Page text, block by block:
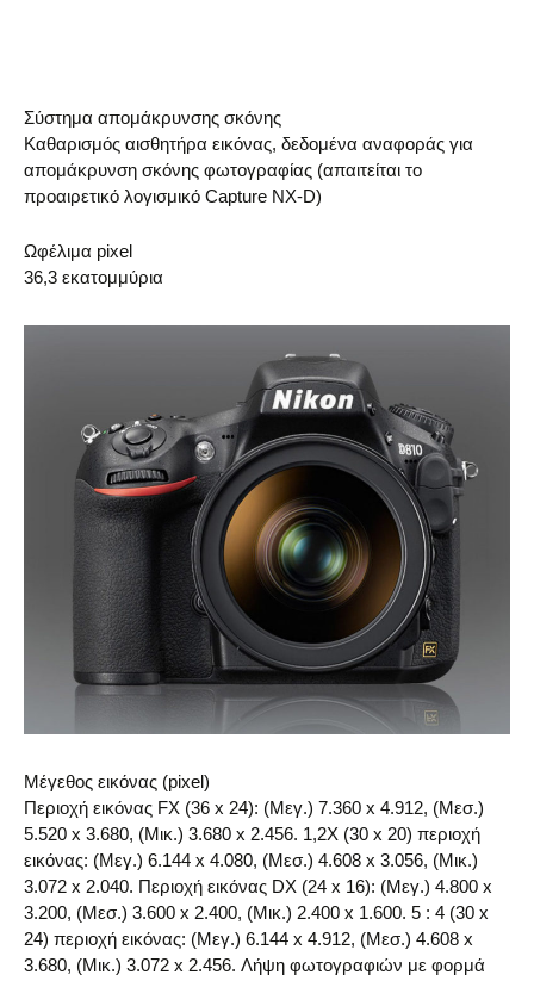
Σύστημα απομάκρυνσης σκόνης
Καθαρισμός αισθητήρα εικόνας, δεδομένα αναφοράς για
απομάκρυνση σκόνης φωτογραφίας (απαιτείται το
προαιρετικό λογισμικό Capture NX-D)
Ωφέλιμα pixel
36,3 εκατομμύρια
Μέγεθος εικόνας (pixel)
Περιοχή εικόνας FX (36 x 24): (Μεγ.) 7.360 x 4.912, (Μεσ.)
5.520 x 3.680, (Μικ.) 3.680 x 2.456. 1,2X (30 x 20) περιοχή
εικόνας: (Μεγ.) 6.144 x 4.080, (Μεσ.) 4.608 x 3.056, (Μικ.)
3.072 x 2.040. Περιοχή εικόνας DX (24 x 16): (Μεγ.) 4.800 x
3.200, (Μεσ.) 3.600 x 2.400, (Μικ.) 2.400 x 1.600. 5 : 4 (30 x
24) περιοχή εικόνας: (Μεγ.) 6.144 x 4.912, (Μεσ.) 4.608 x
3.680, (Μικ.) 3.072 x 2.456. Λήψη φωτογραφιών με φορμά